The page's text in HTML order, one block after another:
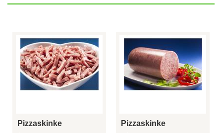
Pizzaskinke Pizzaskinke